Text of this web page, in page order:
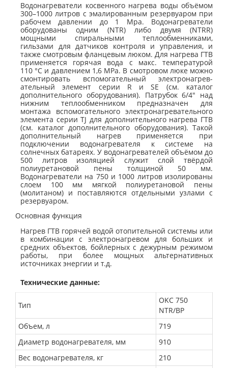
Водонагреватели косвенного нагрева воды объёмом
300–1000 литров с эмалированным резервуаром при
рабочем давлении до 1 Mpa. Водонагреватели
оборудованы одним (NTR) либо двумя (NTRR)
мощными спиральными теплообменниками,
гильзами для датчиков контроля и управления, и
также смотровым фланцевым люком. Для нагрева ГТВ
применяется горячая вода с макс. температурой
110 °C и давлением 1,6 MPa. В смотровом люке можно
смонтировать вспомогательный электронагрев­
ательный элемент серии R и SE (см. каталог
дополнительного оборудования). Патрубок 6/4" над
нижним теплообменником предназначен для
монтажа вспомогательного электронагрев­ательного
элемента серии TJ для дополнительного нагрева ГТВ
(см. каталог дополнительного оборудования). Такой
дополнительный нагрев применяется при
подключении водонагревателя к системе на
солнечных батареях. У водонагревателей объёмом до
500 литров изоляцией служит слой твёрдой
полиуретановой пены толщиной 50 мм.
Водонагреватели на 750 и 1000 литров изолированы
слоем 100 мм мягкой полиуретановой пены
(молитаном) и поставляются отдельными узлами с
резервуаром.
Основная функция
Нагрев ГТВ горячей водой отопительной системы или
в комбинации с электронагревом для больших и
средних объектов, бойлерных с дежурным режимом
работы, при более мощных альтернативных
источниках энергии и т.д.
Технические данные:
Тип
OKC 750
NTR/BP
Объем, л
719
Диаметр водонагревателя, мм
910
Вес водонагревателя, кг
210